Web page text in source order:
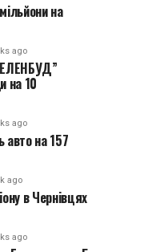
на
ago
на 10
ago
авто на 157
ago
в Чернівцях
ago